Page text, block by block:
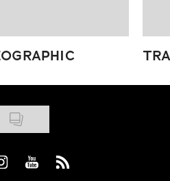
Facebook
us on Instagram
Visit us on Youtube
Visit us on Rss